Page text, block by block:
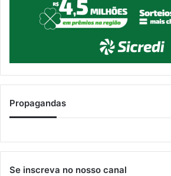
Propagandas
Se inscreva no nosso canal